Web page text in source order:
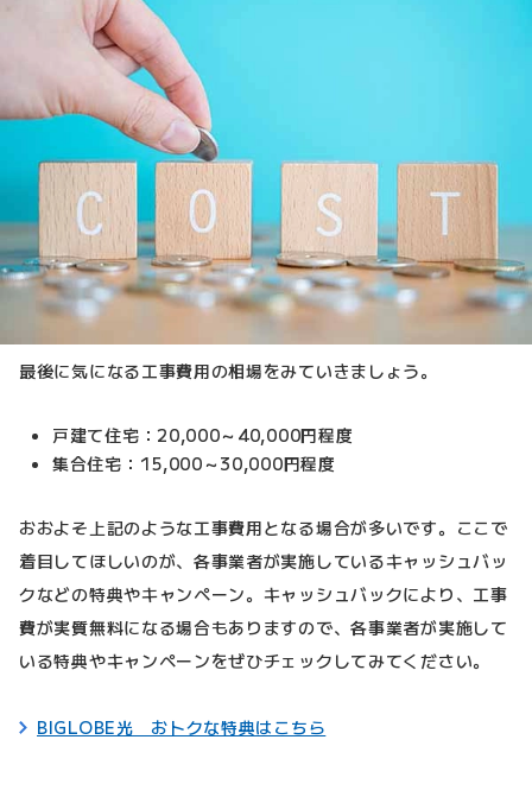
最後に気になる工事費用の相場をみていきましょう。
戸建て住宅：20,000～40,000円程度
集合住宅：15,000～30,000円程度
おおよそ上記のような工事費用となる場合が多いです。ここで
着目してほしいのが、各事業者が実施しているキャッシュバッ
クなどの特典やキャンペーン。キャッシュバックにより、工事
費が実質無料になる場合もありますので、各事業者が実施して
いる特典やキャンペーンをぜひチェックしてみてください。
BIGLOBE光 おトクな特典はこちら